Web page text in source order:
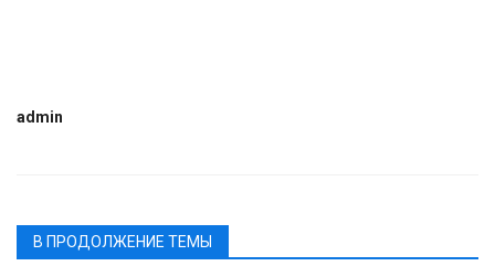
admin
В ПРОДОЛЖЕНИЕ ТЕМЫ